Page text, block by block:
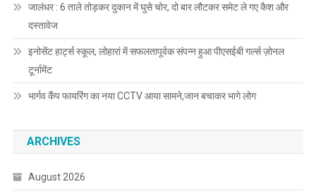
जालंधर : 6 ताले तोड़कर दुकान में घुसे चोर, दो बार लौटकर समेट ले गए कैश और
दस्तावेज
इनोसेंट हार्ट्स स्कूल, लोहारां में सफलतापूर्वक संपन्न हुआ पीएसईबी गर्ल्स ज़ोनल
टूर्नामेंट
भार्गव कैंप फायरिंग का नया CCTV आया सामने,जान बचाकर भागे लोग
ARCHIVES
August 2026